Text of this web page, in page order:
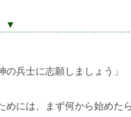
▼
の兵士に志願しましょう」
めには、まず何から始めた